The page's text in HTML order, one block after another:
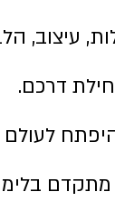
עיצוב,
דרכם.